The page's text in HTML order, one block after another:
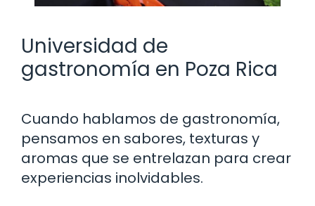
Universidad de
gastronomía en Poza Rica
Cuando hablamos de gastronomía,
pensamos en sabores, texturas y
aromas que se entrelazan para crear
experiencias inolvidables.